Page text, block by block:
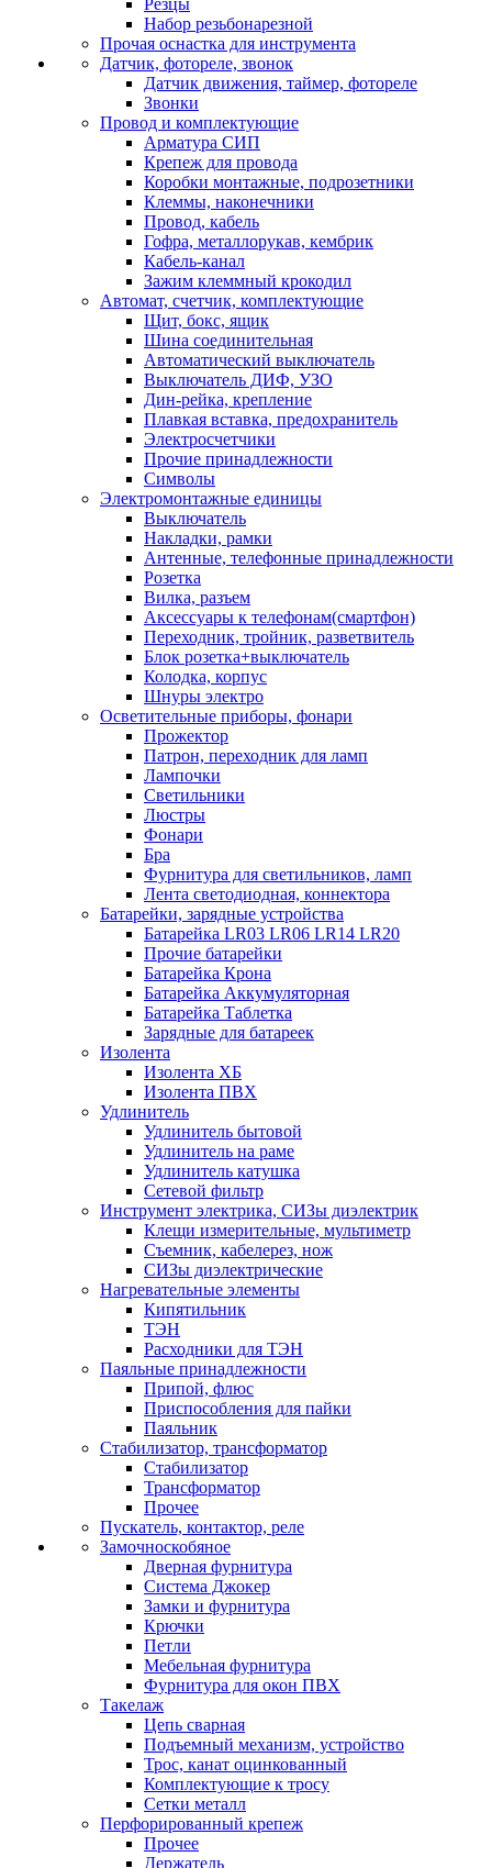
Резцы
Набор резьбонарезной
Прочая оснастка для инструмента
Датчик, фотореле, звонок
Датчик движения, таймер, фотореле
Звонки
Провод и комплектующие
Арматура СИП
Крепеж для провода
Коробки монтажные, подрозетники
Клеммы, наконечники
Провод, кабель
Гофра, металлорукав, кембрик
Кабель-канал
Зажим клеммный крокодил
Автомат, счетчик, комплектующие
Щит, бокс, ящик
Шина соединительная
Автоматический выключатель
Выключатель ДИФ, УЗО
Дин-рейка, крепление
Плавкая вставка, предохранитель
Электросчетчики
Прочие принадлежности
Символы
Электромонтажные единицы
Выключатель
Накладки, рамки
Антенные, телефонные принадлежности
Розетка
Вилка, разъем
Аксессуары к телефонам(смартфон)
Переходник, тройник, разветвитель
Блок розетка+выключатель
Колодка, корпус
Шнуры электро
Осветительные приборы, фонари
Прожектор
Патрон, переходник для ламп
Лампочки
Светильники
Люстры
Фонари
Бра
Фурнитура для светильников, ламп
Лента светодиодная, коннектора
Батарейки, зарядные устройства
Батарейка LR03 LR06 LR14 LR20
Прочие батарейки
Батарейка Крона
Батарейка Аккумуляторная
Батарейка Таблетка
Зарядные для батареек
Изолента
Изолента ХБ
Изолента ПВХ
Удлинитель
Удлинитель бытовой
Удлинитель на раме
Удлинитель катушка
Сетевой фильтр
Инструмент электрика, СИЗы диэлектрик
Клещи измерительные, мультиметр
Съемник, кабелерез, нож
СИЗы диэлектрические
Нагревательные элементы
Кипятильник
ТЭН
Расходники для ТЭН
Паяльные принадлежности
Припой, флюс
Приспособления для пайки
Паяльник
Стабилизатор, трансформатор
Стабилизатор
Трансформатор
Прочее
Пускатель, контактор, реле
Замочноскобяное
Дверная фурнитура
Система Джокер
Замки и фурнитура
Крючки
Петли
Мебельная фурнитура
Фурнитура для окон ПВХ
Такелаж
Цепь сварная
Подъемный механизм, устройство
Трос, канат оцинкованный
Комплектующие к тросу
Сетки металл
Перфорированный крепеж
Прочее
Держатель